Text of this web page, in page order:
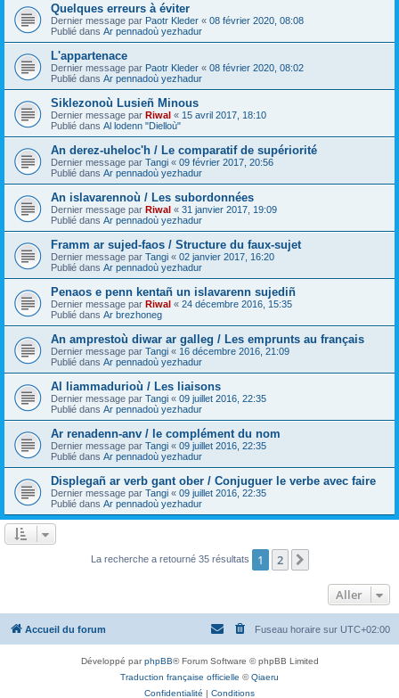
Quelques erreurs à éviter
Dernier message par Paotr Kleder « 08 février 2020, 08:08
Publié dans Ar pennadoù yezhadur
L'appartenace
Dernier message par Paotr Kleder « 08 février 2020, 08:02
Publié dans Ar pennadoù yezhadur
Siklezonoù Lusieñ Minous
Dernier message par Riwal « 15 avril 2017, 18:10
Publié dans Al lodenn "Dielloù"
An derez-uheloc'h / Le comparatif de supériorité
Dernier message par Tangi « 09 février 2017, 20:56
Publié dans Ar pennadoù yezhadur
An islavarennoù / Les subordonnées
Dernier message par Riwal « 31 janvier 2017, 19:09
Publié dans Ar pennadoù yezhadur
Framm ar sujed-faos / Structure du faux-sujet
Dernier message par Tangi « 02 janvier 2017, 16:20
Publié dans Ar pennadoù yezhadur
Penaos e penn kentañ un islavarenn sujediñ
Dernier message par Riwal « 24 décembre 2016, 15:35
Publié dans Ar brezhoneg
An amprestoù diwar ar galleg / Les emprunts au français
Dernier message par Tangi « 16 décembre 2016, 21:09
Publié dans Ar pennadoù yezhadur
Al liammadurioù / Les liaisons
Dernier message par Tangi « 09 juillet 2016, 22:35
Publié dans Ar pennadoù yezhadur
Ar renadenn-anv / le complément du nom
Dernier message par Tangi « 09 juillet 2016, 22:35
Publié dans Ar pennadoù yezhadur
Displegañ ar verb gant ober / Conjuguer le verbe avec faire
Dernier message par Tangi « 09 juillet 2016, 22:35
Publié dans Ar pennadoù yezhadur
La recherche a retourné 35 résultats 1 2
Aller
Accueil du forum Fuseau horaire sur UTC+02:00
Développé parphpBB® Forum Software © phpBB Limited
Traduction française officielle ©Qiaeru
Confidentialité | Conditions